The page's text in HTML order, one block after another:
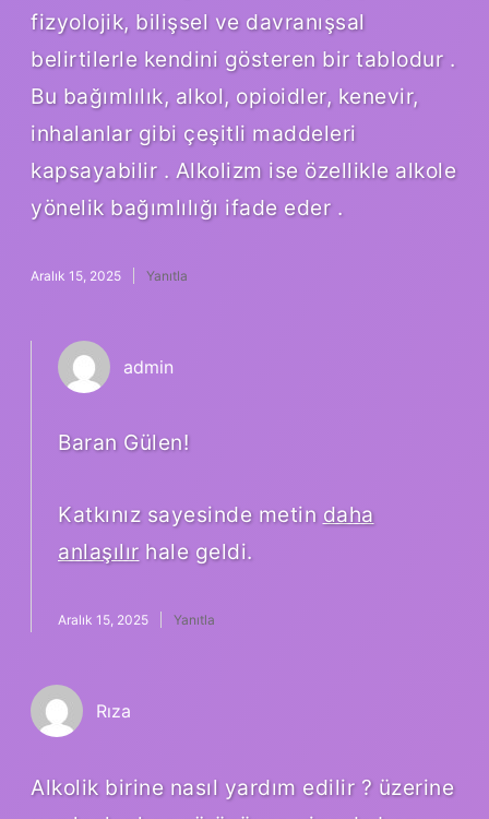
fizyolojik, bilişsel ve davranışsal
belirtilerle kendini gösteren bir tablodur .
Bu bağımlılık, alkol, opioidler, kenevir,
inhalanlar gibi çeşitli maddeleri
kapsayabilir . Alkolizm ise özellikle alkole
yönelik bağımlılığı ifade eder .
Aralık 15, 2025 Yanıtla
admin
Baran Gülen!
Katkınız sayesinde metin daha
anlaşılır hale geldi.
Aralık 15, 2025 Yanıtla
Rıza
Alkolik birine nasıl yardım edilir ? üzerine